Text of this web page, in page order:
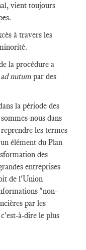
vient toujours
à travers les
la procédure a
ad nutum par des
la période des
nous dans
les termes
élément du Plan
des
entreprises
de l'Union
"non-
par les
à-dire le plus